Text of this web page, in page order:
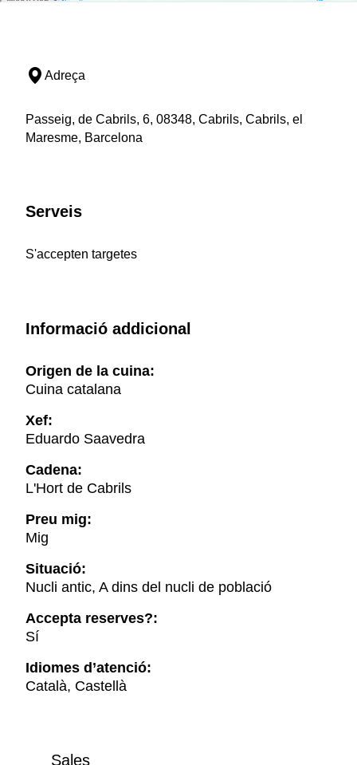
Adreça
Passeig, de Cabrils, 6, 08348, Cabrils, Cabrils, el
Maresme, Barcelona
Serveis
S'accepten targetes
Informació addicional
Origen de la cuina:
Cuina catalana
Xef:
Eduardo Saavedra
Cadena:
L'Hort de Cabrils
Preu mig:
Mig
Situació:
Nucli antic, A dins del nucli de població
Accepta reserves?:
Sí
Idiomes d’atenció:
Català, Castellà
Sales